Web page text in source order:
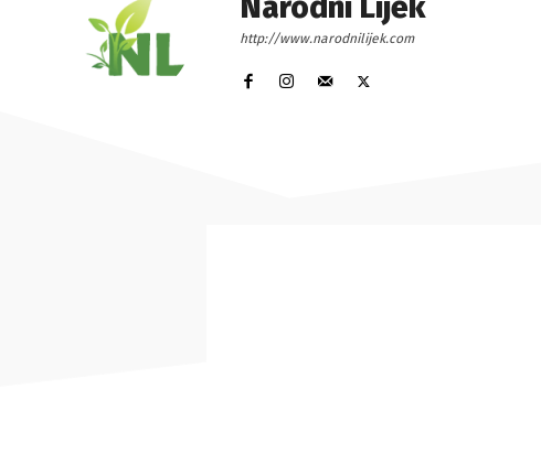
http://www.narodnilijek.com